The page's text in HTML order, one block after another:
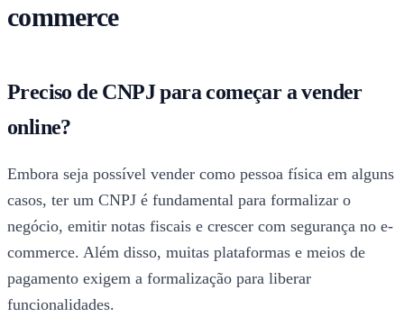
commerce
Preciso de CNPJ para começar a vender
online?
Embora seja possível vender como pessoa física em alguns
casos, ter um CNPJ é fundamental para formalizar o
negócio, emitir notas fiscais e crescer com segurança no e-
commerce. Além disso, muitas plataformas e meios de
pagamento exigem a formalização para liberar
funcionalidades.